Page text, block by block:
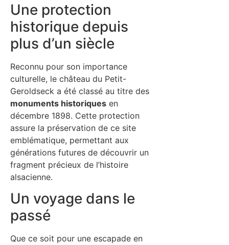
Une protection
historique depuis
plus d’un siècle
Reconnu pour son importance
culturelle, le château du Petit-
Geroldseck a été classé au titre des
monuments historiques en
décembre 1898. Cette protection
assure la préservation de ce site
emblématique, permettant aux
générations futures de découvrir un
fragment précieux de l’histoire
alsacienne.
Un voyage dans le
passé
Que ce soit pour une escapade en